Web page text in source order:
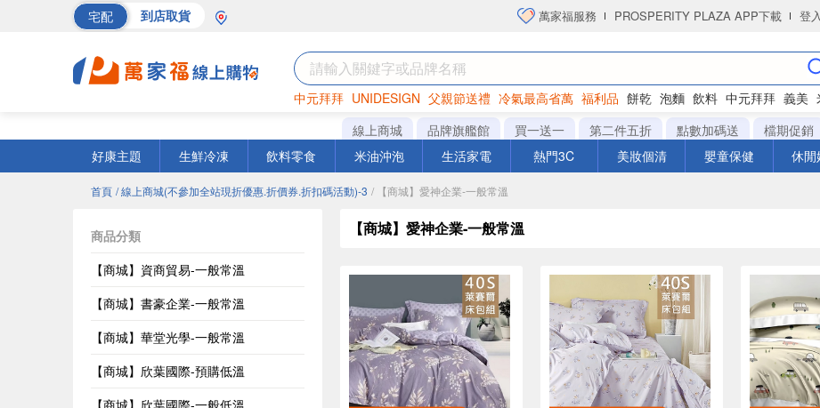
宅配 到店取貨 萬家福服務 PROSPERITY PLAZA APP下載 登入
中元拜拜 UNIDESIGN 父親節送禮 冷氣最高省萬 福利品 餅乾 泡麵 飲料 中元拜拜 義美
罐頭 海苔 洋芋片
線上商城 品牌旗艦館 買一送一 第二件五折 點數加碼送 檔期促銷
好康主題
生鮮冷凍 飲料零食 米油沖泡 生活家電 熱門3C 美妝個清 嬰童保健 休閒
首頁 / 線上商城(不參加全站現折優惠.折價券.折扣碼活動)-3 / 【商城】愛神企業-一般常溫
商品分類
【商城】資商貿易-一般常溫
【商城】書豪企業-一般常溫
【商城】華堂光學-一般常溫
【商城】欣葉國際-預購低溫
【商城】欣葉國際-一般低溫
【商城】愛神企業-一般常溫